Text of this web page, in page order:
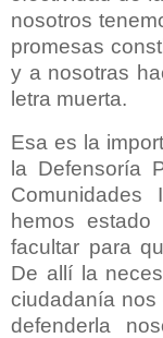
nosotros
promesas
y a nosotras
letra muerta.
Esa es la
la Defensoría
hemos
facultar para
De allí la
ciudadanía nos
defenderla